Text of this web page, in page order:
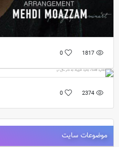
1817
0
2374
0
موضوعات سایت